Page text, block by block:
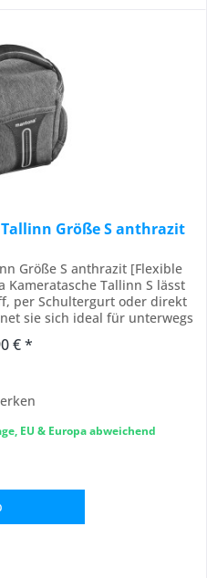
Größe S anthrazit
Größe S anthrazit [Flexible
Kameratasche Tallinn S lässt
per Schultergurt oder direkt
sie sich ideal für unterwegs
Kameraausrüstung] - Das
€ *
EU & Europa abweichend